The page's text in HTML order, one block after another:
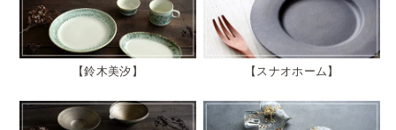
鈴木美汐 スナオホーム